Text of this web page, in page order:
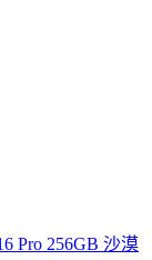
Pro 256GB 沙漠